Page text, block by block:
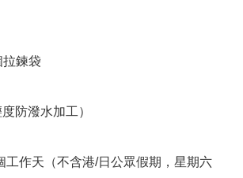
拉鍊袋
防潑水加工）
工作天（不含港/日公眾假期，星期六